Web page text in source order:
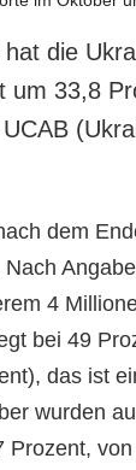
die
um 33,8
dem
4
bei 49
das ist
wurden
Prozent,